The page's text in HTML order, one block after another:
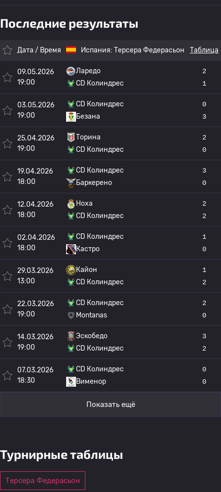
Последние результаты
Дата / Время Испания: Терсера Федерасьон Таблица
09.05.2026
19:00
Ларедо
CD Колиндрес
2
1
03.05.2026
19:00
CD Колиндрес
Безана
0
3
25.04.2026
19:00
Торина
CD Колиндрес
2
0
19.04.2026
18:00
CD Колиндрес
Баркерено
3
0
12.04.2026
18:00
Ноха
CD Колиндрес
2
2
02.04.2026
18:00
CD Колиндрес
Кастро
1
0
29.03.2026
13:00
Кайон
CD Колиндрес
1
2
22.03.2026
19:00
CD Колиндрес
Montanas
2
0
14.03.2026
19:00
Эскобедо
CD Колиндрес
3
2
07.03.2026
18:30
CD Колиндрес
Вименор
0
0
Показать ещё
Турнирные таблицы
Терсера Федерасьон